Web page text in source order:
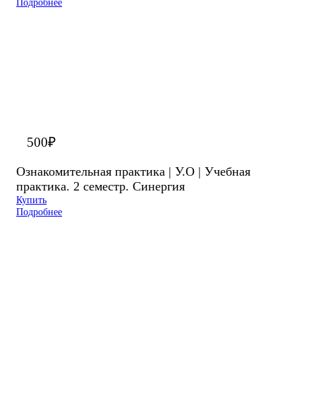
500₽
Ознакомительная практика | У.О | Учебная
практика. 2 семестр. Синергия
Купить
Подробнее